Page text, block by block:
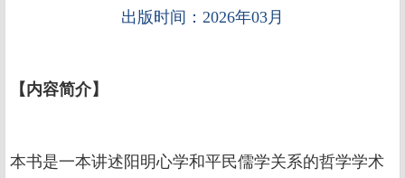
出版时间 ： 2026年03月
【内容简介】
本书是一本讲述阳明心学和平民儒学关系的哲学学术